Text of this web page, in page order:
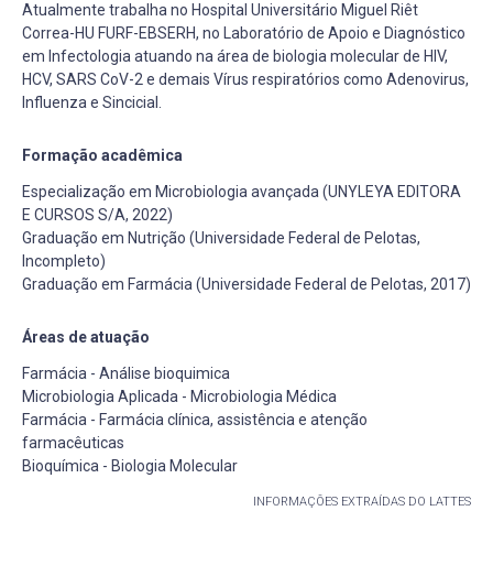
Atualmente trabalha no Hospital Universitário Miguel Riêt
Correa-HU FURF-EBSERH, no Laboratório de Apoio e Diagnóstico
em Infectologia atuando na área de biologia molecular de HIV,
HCV, SARS CoV-2 e demais Vírus respiratórios como Adenovirus,
Influenza e Sincicial.
Formação acadêmica
Especialização em Microbiologia avançada (UNYLEYA EDITORA
E CURSOS S/A, 2022)
Graduação em Nutrição (Universidade Federal de Pelotas,
Incompleto)
Graduação em Farmácia (Universidade Federal de Pelotas, 2017)
Áreas de atuação
Farmácia - Análise bioquimica
Microbiologia Aplicada - Microbiologia Médica
Farmácia - Farmácia clínica, assistência e atenção
farmacêuticas
Bioquímica - Biologia Molecular
INFORMAÇÕES EXTRAÍDAS DO LATTES